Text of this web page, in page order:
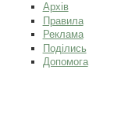
Архів
Правила
Реклама
Поділись
Допомога